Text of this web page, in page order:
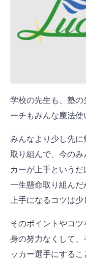
学校の先生も、塾
ーチもみんな魔法使
みんなより少し先
取り組んで、今の
カーが上手というだ
一生懸命取り組ん
上手になるコツは少
そのポイントやコ
身の努力なくして
ッカー選手にするこ